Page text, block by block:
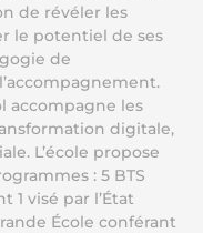
de révéler les
le potentiel de ses
de
accompagne les
digitale,
L’école propose
: 5 BTS
1 visé par l’État
École conférant